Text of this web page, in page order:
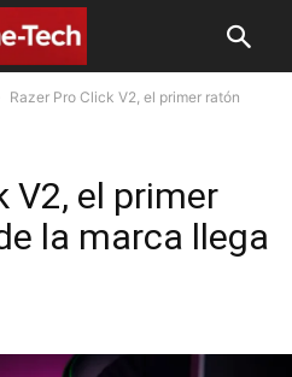
Razer Pro Click V2, el primer ratón
V2, el primer
la marca llega